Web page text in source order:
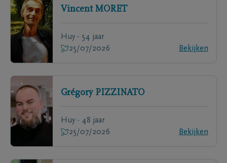
Vincent MORET
Huy - 54 jaar
25/07/2026
Bekijken
Grégory PIZZINATO
Huy - 48 jaar
25/07/2026
Bekijken